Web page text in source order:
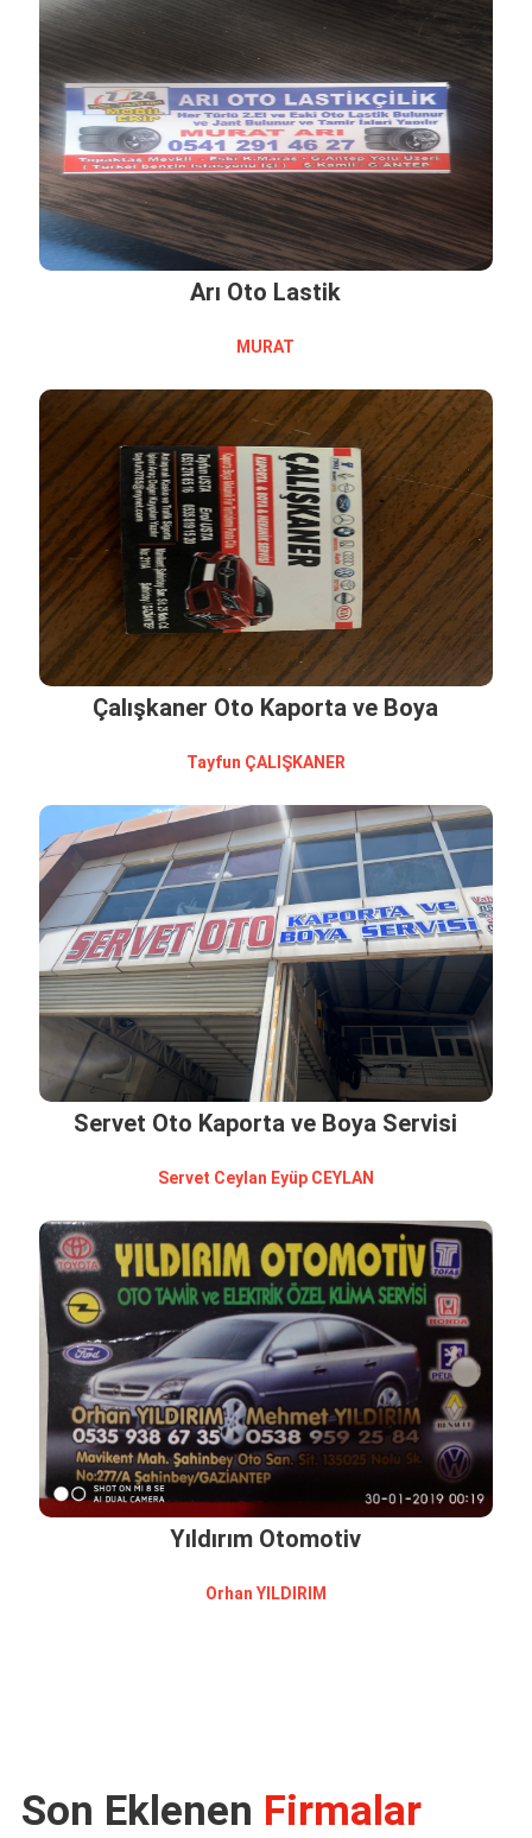
Arı Oto Lastik
MURAT
Çalışkaner Oto Kaporta ve Boya
Tayfun ÇALIŞKANER
Servet Oto Kaporta ve Boya Servisi
Servet Ceylan Eyüp CEYLAN
Yıldırım Otomotiv
Orhan YILDIRIM
Son Eklenen Firmalar